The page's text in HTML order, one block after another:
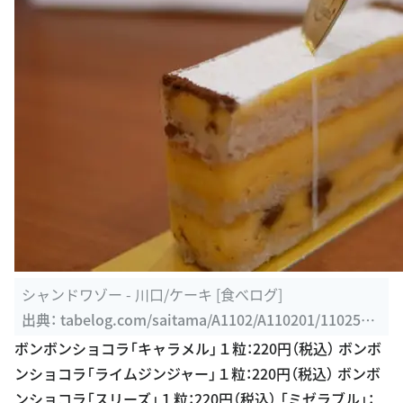
シャンドワゾー - 川口/ケーキ [食べログ]
出典： tabelog.com/saitama/A1102/A110201/1102512
1
ボンボンショコラ「キャラメル」１粒：220円（税込） ボンボ
ンショコラ「ライムジンジャー」１粒：220円（税込） ボンボ
ンショコラ「スリーズ」１粒：220円（税込） 「ミゼラブル」：